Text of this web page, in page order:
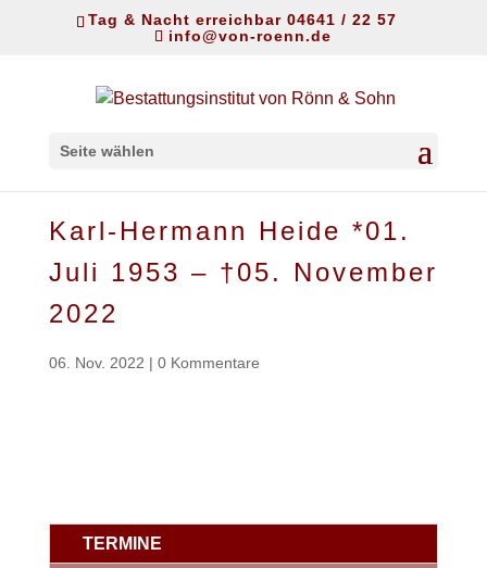
Tag & Nacht erreichbar 04641 / 22 57
info@von-roenn.de
Seite wählen
Karl-Hermann Heide *01.
Juli 1953 – †05. November
2022
06. Nov. 2022 | 0 Kommentare
TERMINE